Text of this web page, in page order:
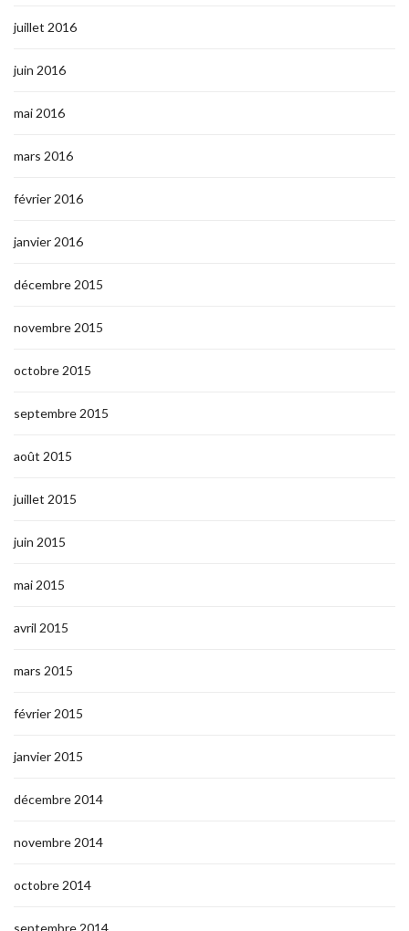
juillet 2016
juin 2016
mai 2016
mars 2016
février 2016
janvier 2016
décembre 2015
novembre 2015
octobre 2015
septembre 2015
août 2015
juillet 2015
juin 2015
mai 2015
avril 2015
mars 2015
février 2015
janvier 2015
décembre 2014
novembre 2014
octobre 2014
septembre 2014